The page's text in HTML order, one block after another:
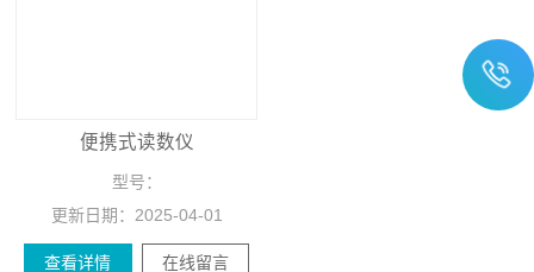
便携式读数仪
型号：
更新日期： 2025-04-01
查看详情 在线留言